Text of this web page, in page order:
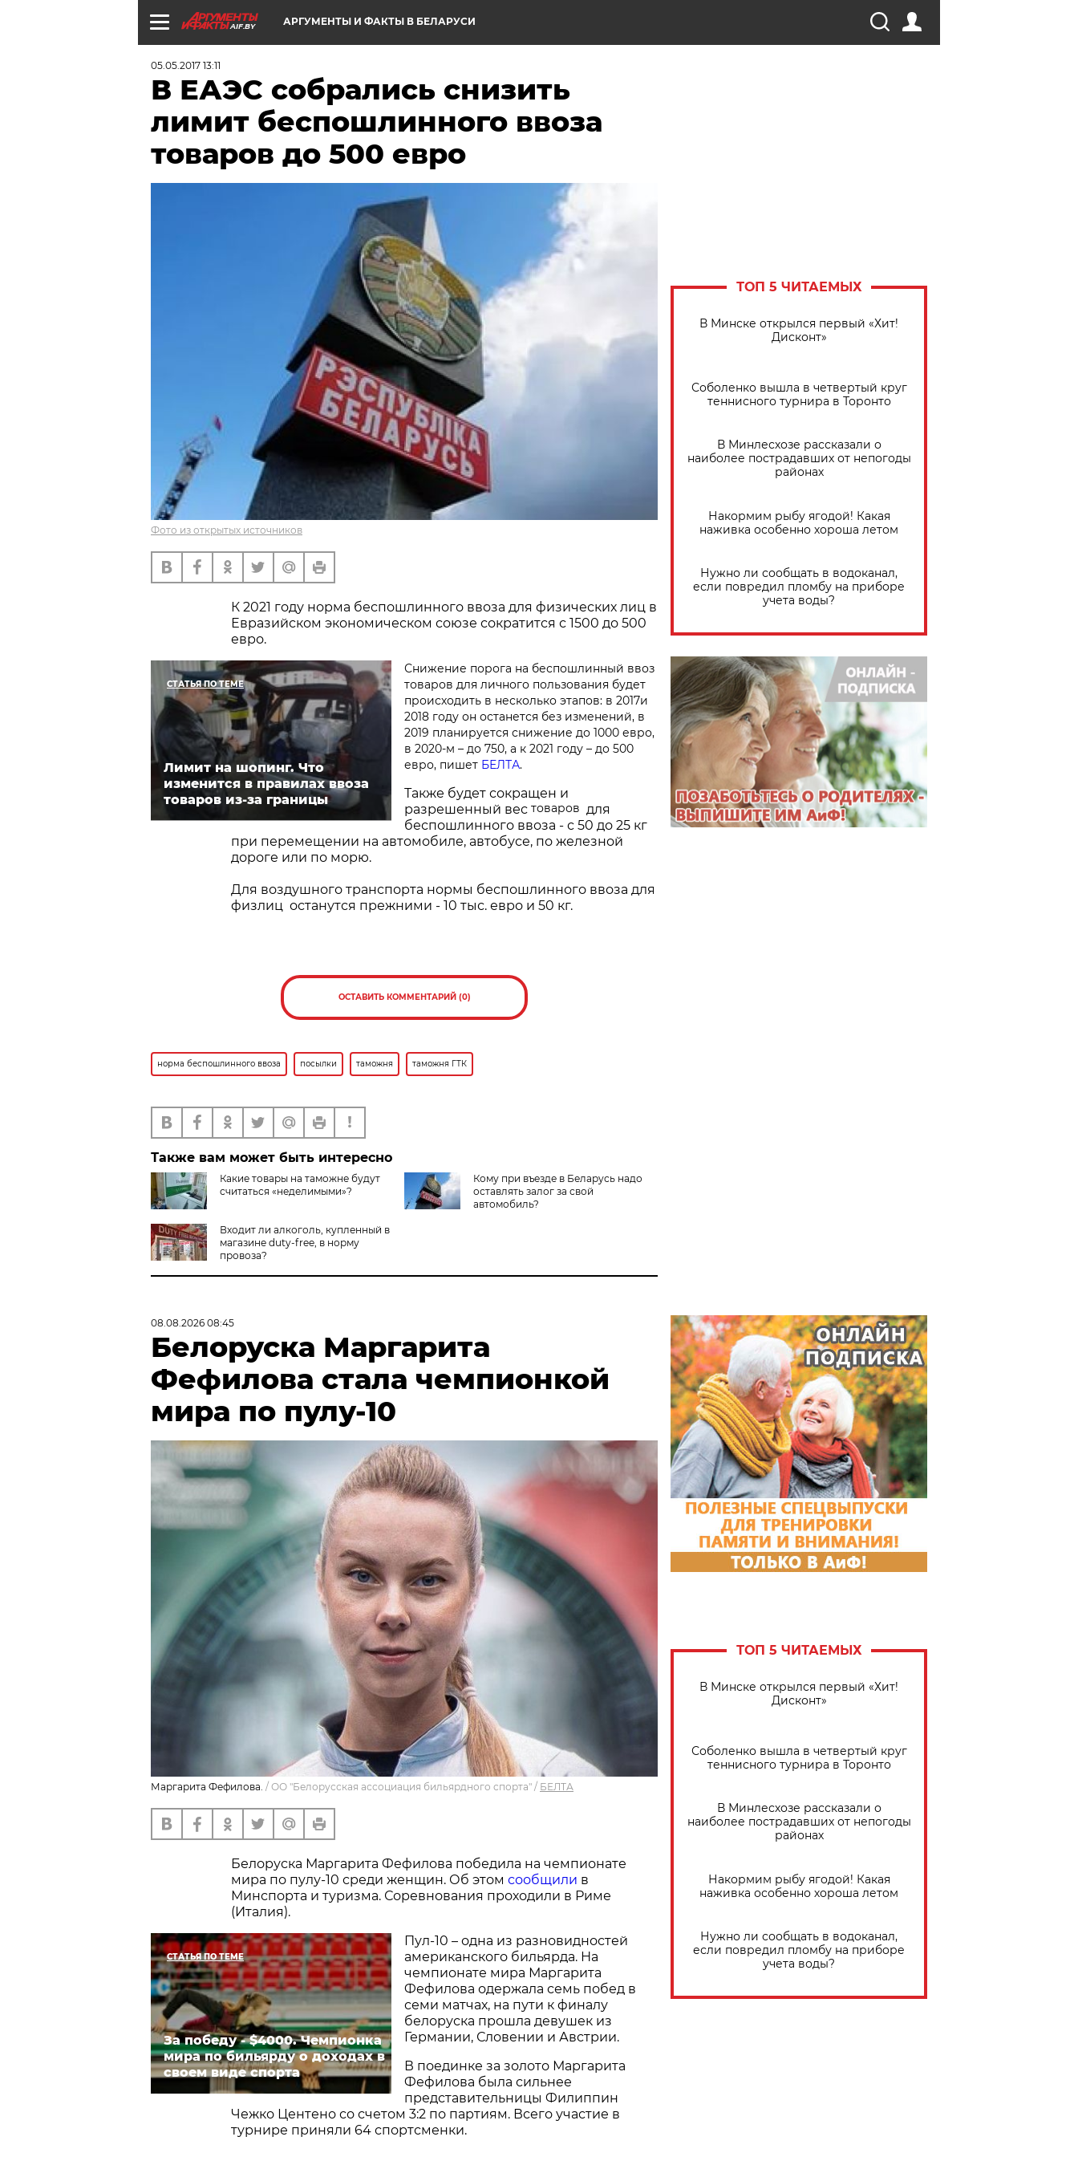
AIF.BY АРГУМЕНТЫ И ФАКТЫ В БЕЛАРУСИ
05.05.2017 13:11
В ЕАЭС собрались снизить
лимит беспошлинного ввоза
товаров до 500 евро
Фото из открытых источников
К 2021 году норма беспошлинного ввоза для физических лиц в
Евразийском экономическом союзе сократится с 1500 до 500
евро.
СТАТЬЯ ПО ТЕМЕ
Лимит на шопинг. Что
изменится в правилах ввоза
товаров из-за границы
Снижение порога на беспошлинный ввоз
товаров для личного пользования будет
происходить в несколько этапов: в 2017и
2018 году он останется без изменений, в
2019 планируется снижение до 1000 евро,
в 2020-м – до 750, а к 2021 году – до 500
евро, пишет БЕЛТА.
Также будет сокращен и
разрешенный вес товаров для
беспошлинного ввоза - с 50 до 25 кг
при перемещении на автомобиле, автобусе, по железной
дороге или по морю.
Для воздушного транспорта нормы беспошлинного ввоза для
физлиц останутся прежними - 10 тыс. евро и 50 кг.
ОСТАВИТЬ КОММЕНТАРИЙ (0)
норма беспошлинного ввоза посылки таможня таможня ГТК
Также вам может быть интересно
Какие товары на таможне будут
считаться «неделимыми»?
Кому при въезде в Беларусь надо
оставлять залог за свой
автомобиль?
Входит ли алкоголь, купленный в
магазине duty-free, в норму
провоза?
ТОП 5 ЧИТАЕМЫХ
В Минске открылся первый «Хит!
Дисконт»
Соболенко вышла в четвертый круг
теннисного турнира в Торонто
В Минлесхозе рассказали о
наиболее пострадавших от непогоды
районах
Накормим рыбу ягодой! Какая
наживка особенно хороша летом
Нужно ли сообщать в водоканал,
если повредил пломбу на приборе
учета воды?
08.08.2026 08:45
Белоруска Маргарита
Фефилова стала чемпионкой
мира по пулу-10
Маргарита Фефилова. / ОО "Белорусская ассоциация бильярдного спорта" / БЕЛТА
Белоруска Маргарита Фефилова победила на чемпионате
мира по пулу-10 среди женщин. Об этом сообщили в
Минспорта и туризма. Соревнования проходили в Риме
(Италия).
СТАТЬЯ ПО ТЕМЕ
За победу - $4000. Чемпионка
мира по бильярду о доходах в
своем виде спорта
Пул-10 – одна из разновидностей
американского бильярда. На
чемпионате мира Маргарита
Фефилова одержала семь побед в
семи матчах, на пути к финалу
белоруска прошла девушек из
Германии, Словении и Австрии.
В поединке за золото Маргарита
Фефилова была сильнее
представительницы Филиппин
Чежко Центено со счетом 3:2 по партиям. Всего участие в
турнире приняли 64 спортсменки.
ТОП 5 ЧИТАЕМЫХ
В Минске открылся первый «Хит!
Дисконт»
Соболенко вышла в четвертый круг
теннисного турнира в Торонто
В Минлесхозе рассказали о
наиболее пострадавших от непогоды
районах
Накормим рыбу ягодой! Какая
наживка особенно хороша летом
Нужно ли сообщать в водоканал,
если повредил пломбу на приборе
учета воды?